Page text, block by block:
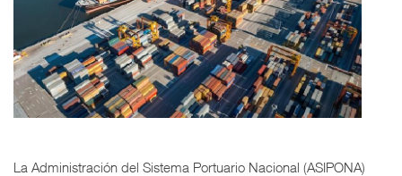
La Administración del Sistema Portuario Nacional (ASIPONA)